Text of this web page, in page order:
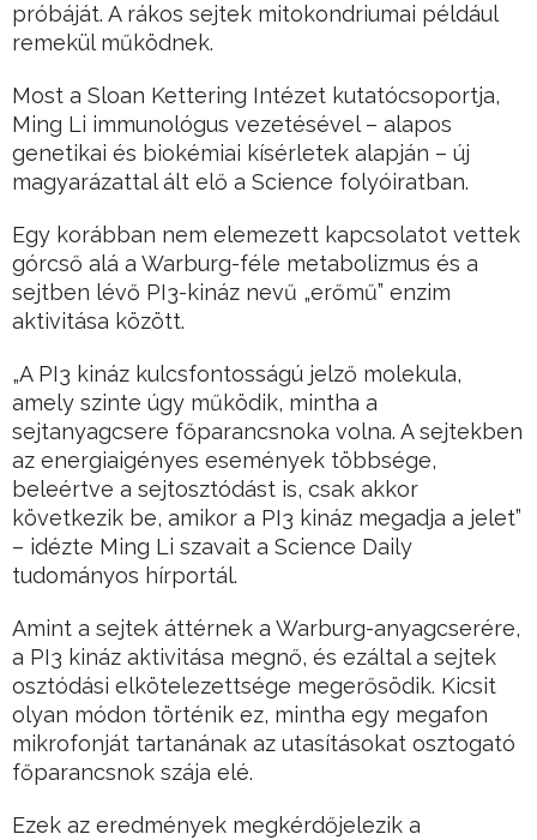
próbáját. A rákos sejtek mitokondriumai például
remekül működnek.
Most a Sloan Kettering Intézet kutatócsoportja,
Ming Li immunológus vezetésével – alapos
genetikai és biokémiai kísérletek alapján – új
magyarázattal ált elő a Science folyóiratban.
Egy korábban nem elemezett kapcsolatot vettek
górcső alá a Warburg-féle metabolizmus és a
sejtben lévő PI3-kináz nevű „erőmű” enzim
aktivitása között.
„A PI3 kináz kulcsfontosságú jelző molekula,
amely szinte úgy működik, mintha a
sejtanyagcsere főparancsnoka volna. A sejtekben
az energiaigényes események többsége,
beleértve a sejtosztódást is, csak akkor
következik be, amikor a PI3 kináz megadja a jelet”
– idézte Ming Li szavait a Science Daily
tudományos hírportál.
Amint a sejtek áttérnek a Warburg-anyagcserére,
a PI3 kináz aktivitása megnő, és ezáltal a sejtek
osztódási elkötelezettsége megerősödik. Kicsit
olyan módon történik ez, mintha egy megafon
mikrofonját tartanának az utasításokat osztogató
főparancsnok szája elé.
Ezek az eredmények megkérdőjelezik a